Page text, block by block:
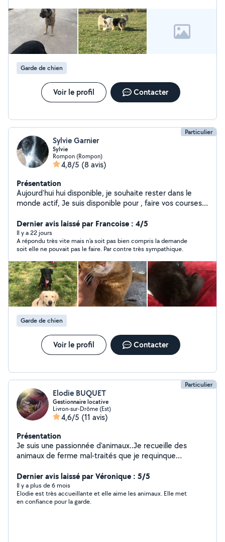
quatre zéro quatre Cordialement Nanou
Garde de chien
Voir le profil Contacter
Particulier
Sylvie Garnier
Sylvie
Rompon (Rompon)
4,8/5 (8 avis)
Présentation
Aujourd'hui hui disponible, je souhaite rester dans le
monde actif, Je suis disponible pour , faire vos courses
Dernier avis laissé par Francoise : 4/5
Il y a 22 jours
A répondu très vite mais n'a soit pas bien compris la demande
soit elle ne pouvait pas le faire. Par contre très sympathique.
Garde de chien
Voir le profil Contacter
Particulier
Elodie BUQUET
Gestionnaire locative
Livron-sur-Drôme (Est)
4,6/5 (11 avis)
Présentation
Je suis une passionnée d'animaux..Je recueille des
animaux de ferme mal-traités que je requinque
des familles aimantes et bienveillantes.
Dernier avis laissé par Véronique : 5/5
Il y a plus de 6 mois
Elodie est très accueillante et elle aime les animaux. Elle met
en confiance pour la garde.